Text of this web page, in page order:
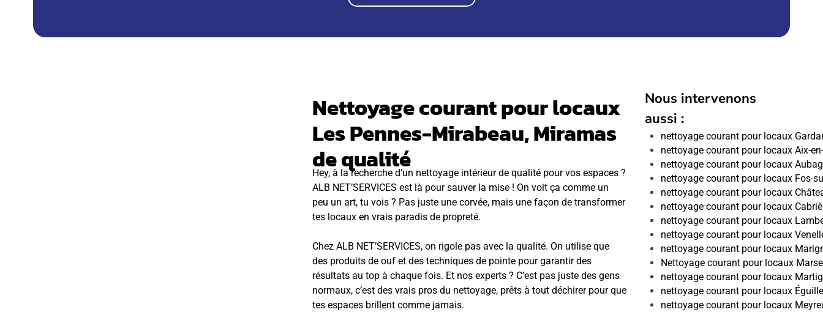
Nettoyage courant pour locaux
Les Pennes-Mirabeau, Miramas
de qualité
Hey, à la recherche d’un nettoyage intérieur de qualité pour vos espaces ?
ALB NET’SERVICES est là pour sauver la mise ! On voit ça comme un
peu un art, tu vois ? Pas juste une corvée, mais une façon de transformer
tes locaux en vrais paradis de propreté.
Chez ALB NET’SERVICES, on rigole pas avec la qualité. On utilise que
des produits de ouf et des techniques de pointe pour garantir des
résultats au top à chaque fois. Et nos experts ? C’est pas juste des gens
normaux, c’est des vrais pros du nettoyage, prêts à tout déchirer pour que
tes espaces brillent comme jamais.
Nous intervenons
aussi :
nettoyage courant pour locaux
nettoyage courant pour locaux Aix-
nettoyage courant pour locaux
nettoyage courant pour locaux Fos-
nettoyage courant pour locaux
nettoyage courant pour locaux
nettoyage courant pour locaux
nettoyage courant pour locaux
nettoyage courant pour locaux
Nettoyage courant pour locaux
nettoyage courant pour locaux
nettoyage courant pour locaux
nettoyage courant pour locaux